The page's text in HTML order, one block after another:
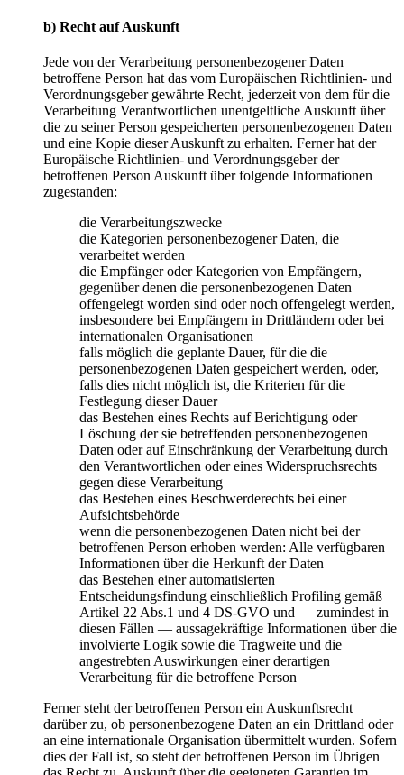
b) Recht auf Auskunft
Jede von der Verarbeitung personenbezogener Daten
betroffene Person hat das vom Europäischen Richtlinien- und
Verordnungsgeber gewährte Recht, jederzeit von dem für die
Verarbeitung Verantwortlichen unentgeltliche Auskunft über
die zu seiner Person gespeicherten personenbezogenen Daten
und eine Kopie dieser Auskunft zu erhalten. Ferner hat der
Europäische Richtlinien- und Verordnungsgeber der
betroffenen Person Auskunft über folgende Informationen
zugestanden:
die Verarbeitungszwecke
die Kategorien personenbezogener Daten, die
verarbeitet werden
die Empfänger oder Kategorien von Empfängern,
gegenüber denen die personenbezogenen Daten
offengelegt worden sind oder noch offengelegt werden,
insbesondere bei Empfängern in Drittländern oder bei
internationalen Organisationen
falls möglich die geplante Dauer, für die die
personenbezogenen Daten gespeichert werden, oder,
falls dies nicht möglich ist, die Kriterien für die
Festlegung dieser Dauer
das Bestehen eines Rechts auf Berichtigung oder
Löschung der sie betreffenden personenbezogenen
Daten oder auf Einschränkung der Verarbeitung durch
den Verantwortlichen oder eines Widerspruchsrechts
gegen diese Verarbeitung
das Bestehen eines Beschwerderechts bei einer
Aufsichtsbehörde
wenn die personenbezogenen Daten nicht bei der
betroffenen Person erhoben werden: Alle verfügbaren
Informationen über die Herkunft der Daten
das Bestehen einer automatisierten
Entscheidungsfindung einschließlich Profiling gemäß
Artikel 22 Abs.1 und 4 DS-GVO und — zumindest in
diesen Fällen — aussagekräftige Informationen über die
involvierte Logik sowie die Tragweite und die
angestrebten Auswirkungen einer derartigen
Verarbeitung für die betroffene Person
Ferner steht der betroffenen Person ein Auskunftsrecht
darüber zu, ob personenbezogene Daten an ein Drittland oder
an eine internationale Organisation übermittelt wurden. Sofern
dies der Fall ist, so steht der betroffenen Person im Übrigen